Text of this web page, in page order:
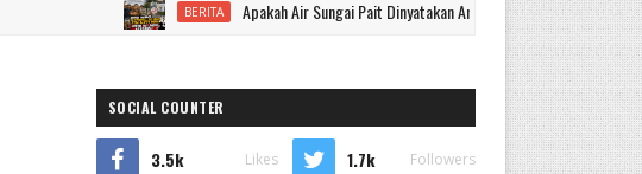
BERITA Apakah Air Sungai Pait Dinyatakan Aman Tanpa Bukti Lab? Warga
SOCIAL COUNTER
3.5k Likes 1.7k Followers